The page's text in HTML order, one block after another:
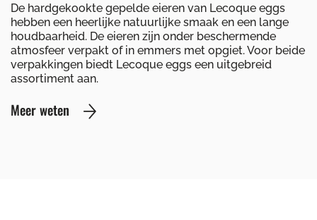
De hardgekookte gepelde eieren van Lecoque eggs
hebben een heerlijke natuurlijke smaak en een lange
houdbaarheid. De eieren zijn onder beschermende
atmosfeer verpakt of in emmers met opgiet. Voor beide
verpakkingen biedt Lecoque eggs een uitgebreid
assortiment aan.
Meer weten